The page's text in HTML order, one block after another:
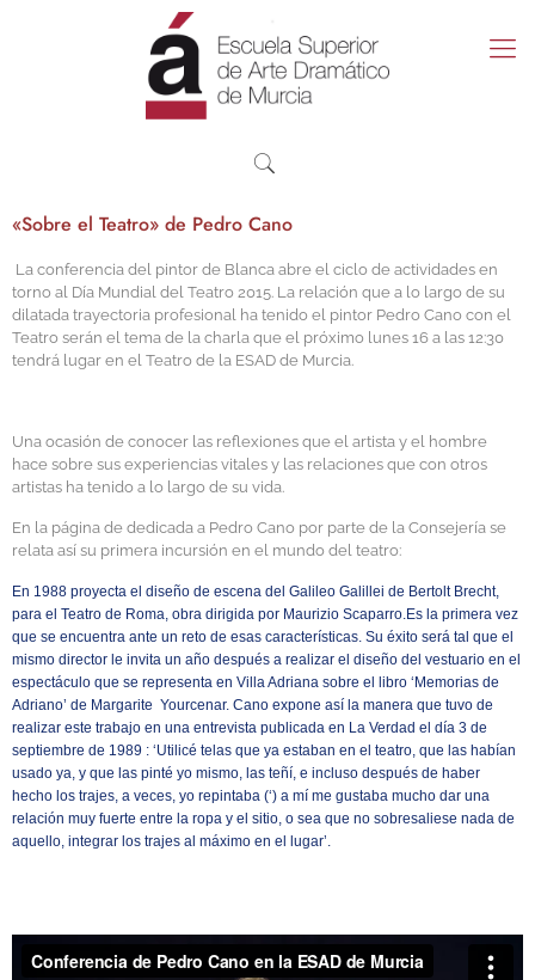
«Sobre el Teatro» de Pedro Cano
La conferencia del pintor de Blanca abre el ciclo de actividades en
torno al Día Mundial del Teatro 2015. La relación que a lo largo de su
dilatada trayectoria profesional ha tenido el pintor Pedro Cano con el
Teatro serán el tema de la charla que el próximo lunes 16 a las 12:30
tendrá lugar en el Teatro de la ESAD de Murcia.
Una ocasión de conocer las reflexiones que el artista y el hombre
hace sobre sus experiencias vitales y las relaciones que con otros
artistas ha tenido a lo largo de su vida.
En la página de dedicada a Pedro Cano por parte de la Consejería se
relata así su primera incursión en el mundo del teatro:
En 1988 proyecta el diseño de escena del Galileo Galillei de Bertolt Brecht,
para el Teatro de Roma, obra dirigida por Maurizio Scaparro. Es la primera vez
que se encuentra ante un reto de esas características. Su éxito será tal que el
mismo director le invita un año después a realizar el diseño del vestuario en el
espectáculo que se representa en Villa Adriana sobre el libro ‘Memorias de
Adriano’ de Margarite Yourcenar. Cano expone así la manera que tuvo de
realizar este trabajo en una entrevista publicada en La Verdad el día 3 de
septiembre de 1989 : ‘Utilicé telas que ya estaban en el teatro, que las habían
usado ya, y que las pinté yo mismo, las teñí, e incluso después de haber
hecho los trajes, a veces, yo repintaba (‘) a mí me gustaba mucho dar una
relación muy fuerte entre la ropa y el sitio, o sea que no sobresaliese nada de
aquello, integrar los trajes al máximo en el lugar’.